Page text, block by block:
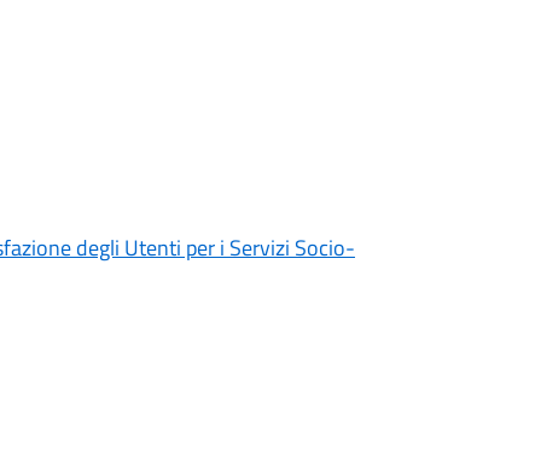
degli Utenti per i Servizi Socio-